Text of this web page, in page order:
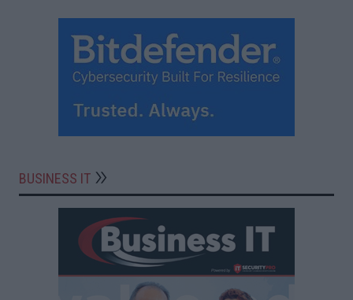
BUSINESS IT